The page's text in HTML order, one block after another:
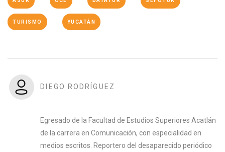
TURISMO YUCATÁN
DIEGO RODRÍGUEZ
Egresado de la Facultad de Estudios Superiores Acatlán
de la carrera en Comunicación, con especialidad en
medios escritos. Reportero del desaparecido periódico